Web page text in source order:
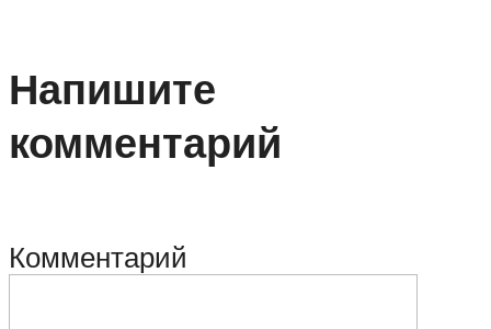
Напишите
комментарий
Комментарий